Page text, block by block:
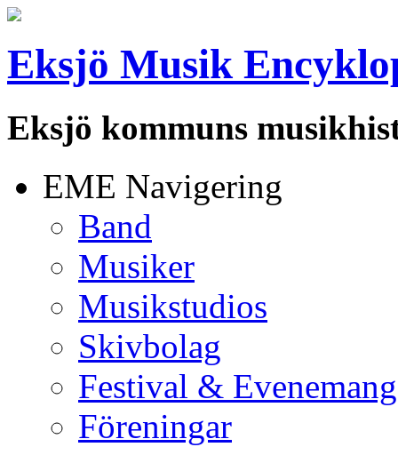
Eksjö Musik
Eksjö kommuns
EME Navigering
Band
Musiker
Musikstudios
Skivbolag
Festival & Evenemang
Föreningar